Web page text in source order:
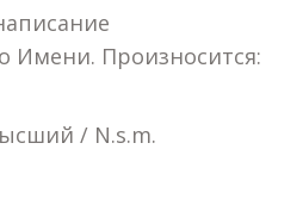
Имени. Произносится:
/ N.s.m.